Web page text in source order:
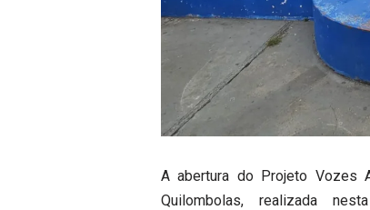
A abertura do Projeto Vozes
Quilombolas, realizada